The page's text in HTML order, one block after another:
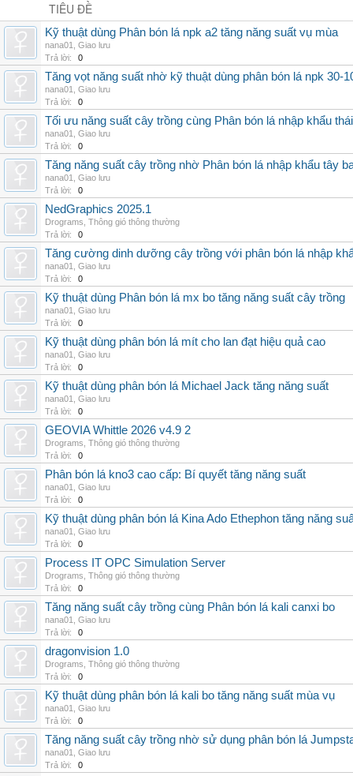
TIÊU ĐỀ
Kỹ thuật dùng Phân bón lá npk a2 tăng năng suất vụ mùa
nana01
Giao lưu
Trả lời:
0
Tăng vọt năng suất nhờ kỹ thuật dùng phân bón lá npk 30-
nana01
Giao lưu
Trả lời:
0
Tối ưu năng suất cây trồng cùng Phân bón lá nhập khẩu
nana01
Giao lưu
Trả lời:
0
Tăng năng suất cây trồng nhờ Phân bón lá nhập khẩu tây
nana01
Giao lưu
Trả lời:
0
NedGraphics 2025.1
Drograms Thông gió thông thường
Trả lời:
0
Tăng cường dinh dưỡng cây trồng với phân bón lá nhập
nana01
Giao lưu
Trả lời:
0
Kỹ thuật dùng Phân bón lá mx bo tăng năng suất cây trồng
nana01
Giao lưu
Trả lời:
0
Kỹ thuật dùng phân bón lá mít cho lan đạt hiệu quả cao
nana01
Giao lưu
Trả lời:
0
Kỹ thuật dùng phân bón lá Michael Jack tăng năng suất
nana01
Giao lưu
Trả lời:
0
GEOVIA Whittle 2026 v4.9 2
Drograms Thông gió thông thường
Trả lời:
0
Phân bón lá kno3 cao cấp: Bí quyết tăng năng suất
nana01
Giao lưu
Trả lời:
0
Kỹ thuật dùng phân bón lá Kina Ado Ethephon tăng năng
nana01
Giao lưu
Trả lời:
0
Process IT OPC Simulation Server
Drograms Thông gió thông thường
Trả lời:
0
Tăng năng suất cây trồng cùng Phân bón lá kali canxi bo
nana01
Giao lưu
Trả lời:
0
dragonvision 1.0
Drograms Thông gió thông thường
Trả lời:
0
Kỹ thuật dùng phân bón lá kali bo tăng năng suất mùa vụ
nana01
Giao lưu
Trả lời:
0
Tăng năng suất cây trồng nhờ sử dụng phân bón lá
nana01
Giao lưu
Trả lời:
0